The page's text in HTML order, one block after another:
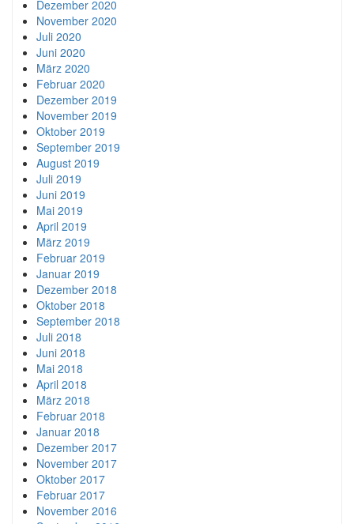
Dezember 2020
November 2020
Juli 2020
Juni 2020
März 2020
Februar 2020
Dezember 2019
November 2019
Oktober 2019
September 2019
August 2019
Juli 2019
Juni 2019
Mai 2019
April 2019
März 2019
Februar 2019
Januar 2019
Dezember 2018
Oktober 2018
September 2018
Juli 2018
Juni 2018
Mai 2018
April 2018
März 2018
Februar 2018
Januar 2018
Dezember 2017
November 2017
Oktober 2017
Februar 2017
November 2016